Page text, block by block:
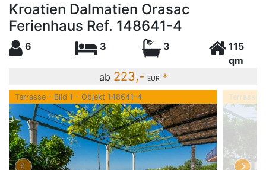
Kroatien Dalmatien Orasac
Ferienhaus Ref. 148641-4
6 3 3
115
qm
ab 223,- EUR *
Terrasse - Bild 1 - Objekt 148641-4